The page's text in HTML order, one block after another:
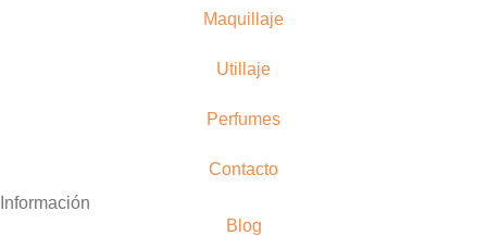
Maquillaje
Utillaje
Perfumes
Contacto
Información
Blog